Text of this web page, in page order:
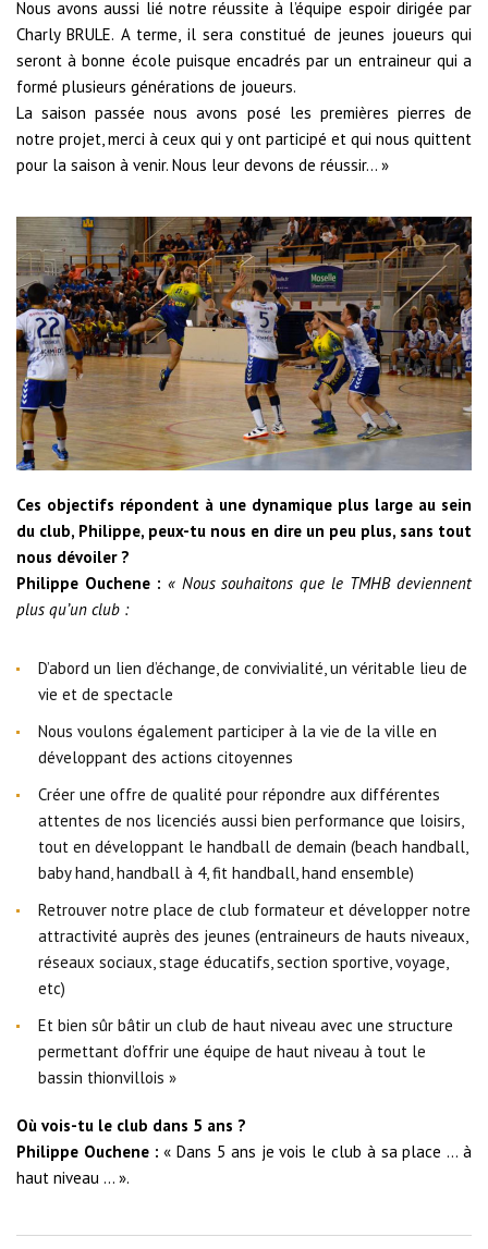
Nous avons aussi lié notre réussite à l’équipe espoir dirigée par
Charly BRULE. A terme, il sera constitué de jeunes joueurs qui
seront à bonne école puisque encadrés par un entraineur qui a
formé plusieurs générations de joueurs.
La saison passée nous avons posé les premières pierres de
notre projet, merci à ceux qui y ont participé et qui nous quittent
pour la saison à venir. Nous leur devons de réussir… »
Ces objectifs répondent à une dynamique plus large au sein
du club, Philippe, peux-tu nous en dire un peu plus, sans tout
nous dévoiler ?
Philippe Ouchene : « Nous souhaitons que le TMHB deviennent
plus qu’un club :
D’abord un lien d’échange, de convivialité, un véritable lieu de
vie et de spectacle
Nous voulons également participer à la vie de la ville en
développant des actions citoyennes
Créer une offre de qualité pour répondre aux différentes
attentes de nos licenciés aussi bien performance que loisirs,
tout en développant le handball de demain (beach handball,
baby hand, handball à 4, fit handball, hand ensemble)
Retrouver notre place de club formateur et développer notre
attractivité auprès des jeunes (entraineurs de hauts niveaux,
réseaux sociaux, stage éducatifs, section sportive, voyage,
etc)
Et bien sûr bâtir un club de haut niveau avec une structure
permettant d’offrir une équipe de haut niveau à tout le
bassin thionvillois »
Où vois-tu le club dans 5 ans ?
Philippe Ouchene : « Dans 5 ans je vois le club à sa place … à
haut niveau … ».